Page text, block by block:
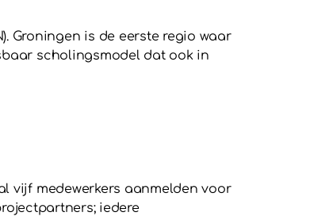
Groningen is de eerste regio waar
scholingsmodel dat ook in
vijf medewerkers aanmelden voor
iedere